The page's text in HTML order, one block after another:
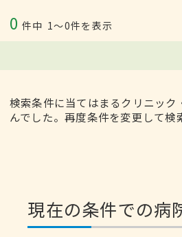
0 件中 1〜0件を表示
検索条件に当てはまるクリニック
んでした。再度条件を変更して検
現在の条件での病